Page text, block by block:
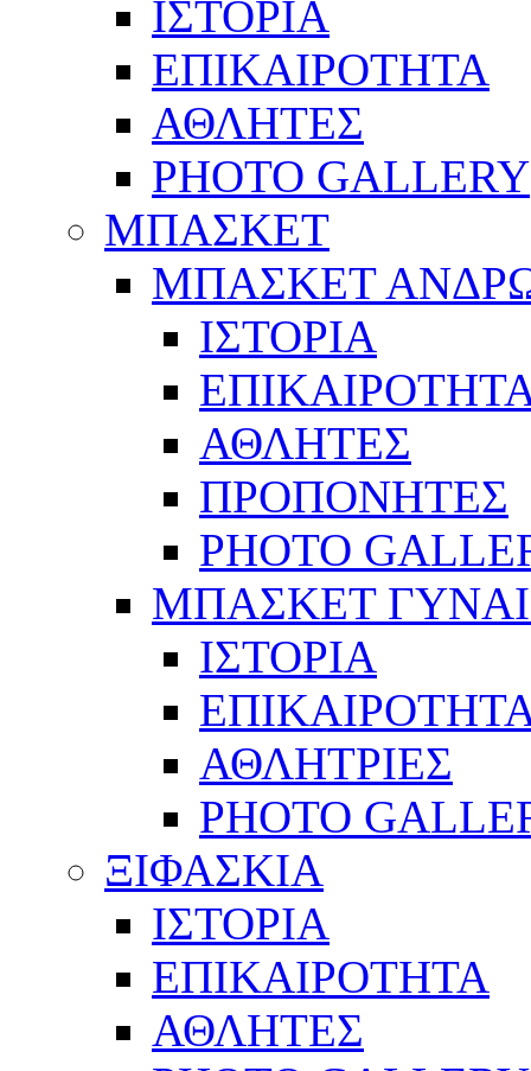
ΙΣΤΟΡΙΑ
ΕΠΙΚΑΙΡΟΤΗΤΑ
ΑΘΛΗΤΕΣ
PHOTO GALLERY
ΜΠΑΣΚΕΤ
ΜΠΑΣΚΕΤ
ΙΣΤΟΡΙΑ
ΑΘΛΗΤΕΣ
ΠΡΟΠΟΝΗΤΕΣ
PHOTO
ΜΠΑΣΚΕΤ
ΙΣΤΟΡΙΑ
ΑΘΛΗΤΡΙΕΣ
PHOTO
ΞΙΦΑΣΚΙΑ
ΙΣΤΟΡΙΑ
ΕΠΙΚΑΙΡΟΤΗΤΑ
ΑΘΛΗΤΕΣ